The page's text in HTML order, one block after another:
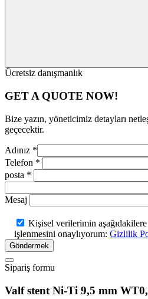
Ücretsiz danışmanlık
GET A QUOTE NOW!
Bize yazın, yöneticimiz detayları
geçecektir.
Adınız *
Telefon *
posta *
Mesaj
Kişisel verilerimin
işlenmesini onaylıyorum: Gizlilik
Göndermek
Sipariş formu
Valf stent Ni-Ti 9,5 mm